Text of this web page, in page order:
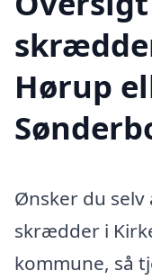
Hørup
Ønsker du
skrædder i
kommune, så